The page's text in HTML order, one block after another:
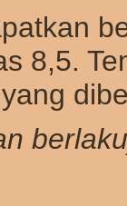
8,5.